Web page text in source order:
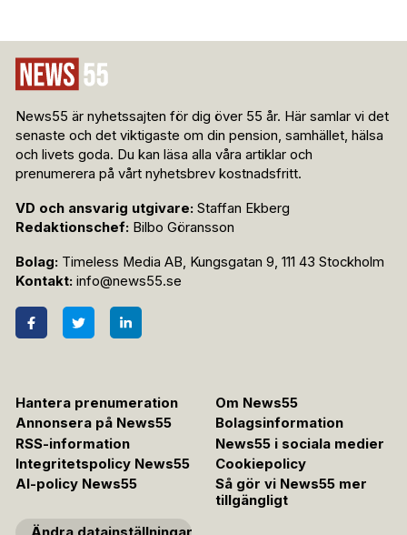
News55 är nyhetssajten för dig över 55 år. Här samlar vi det
senaste och det viktigaste om din pension, samhället, hälsa
och livets goda. Du kan läsa alla våra artiklar och
prenumerera på vårt nyhetsbrev kostnadsfritt.
VD och ansvarig utgivare: Staffan Ekberg
Redaktionschef: Bilbo Göransson
Bolag: Timeless Media AB, Kungsgatan 9, 111 43 Stockholm
Kontakt: info@news55.se
Hantera prenumeration
Om News55
Annonsera på News55
Bolagsinformation
RSS-information
News55 i sociala medier
Integritetspolicy News55
Cookiepolicy
AI-policy News55
Så gör vi News55 mer
tillgängligt